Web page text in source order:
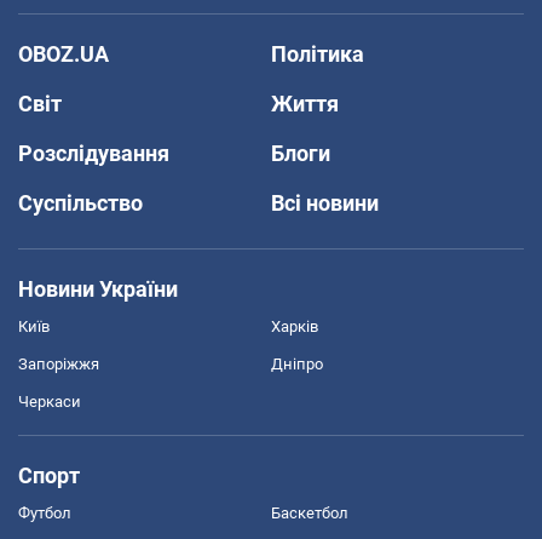
OBOZ.UA
Політика
Світ
Життя
Розслідування
Блоги
Суспільство
Всі новини
Новини України
Київ Харків
Запоріжжя Дніпро
Черкаси
Спорт
Футбол Баскетбол